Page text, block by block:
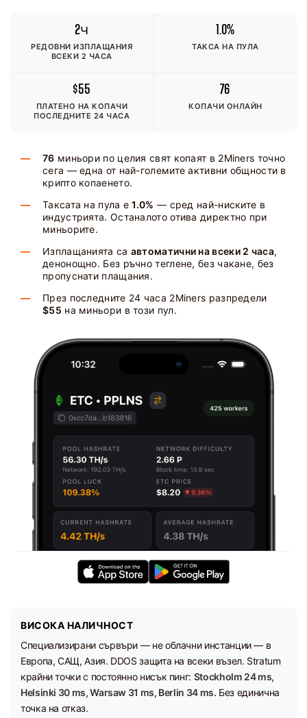
2ч
РЕДОВНИ ИЗПЛАЩАНИЯ
ВСЕКИ 2 ЧАСА
1.0%
ТАКСА НА ПУЛА
$55
ПЛАТЕНО НА КОПАЧИ
ПОСЛЕДНИТЕ 24 ЧАСА
76
КОПАЧИ ОНЛАЙН
76 миньори по целия свят копаят в 2Miners точно
сега — една от най-големите активни общности в
крипто копаенето.
Таксата на пула е1.0% — сред най-ниските в
индустрията. Останалото отива директно при
миньорите.
Изплащанията са автоматични на всеки 2 часа,
денонощно. Без ръчно теглене, без чакане, без
пропуснати плащания.
През последните 24 часа 2Miners разпредели
$55 на миньори в този пул.
ВИСОКА НАЛИЧНОСТ
Специализирани сървъри — не облачни инстанции — в
Европа, САЩ, Азия. DDOS защита на всеки възел. Stratum
крайни точки с постоянно нисък пинг: Stockholm 24 ms,
Helsinki 30 ms, Warsaw 31 ms, Berlin 34 ms. Без единична
точка на отказ.